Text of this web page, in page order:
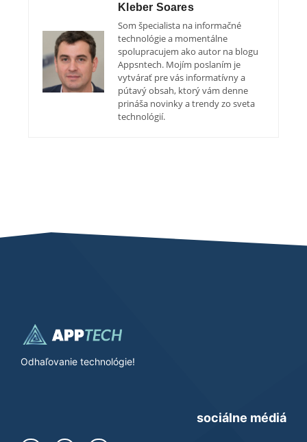
Kleber Soares
Som špecialista na informačné
technológie a momentálne
spolupracujem ako autor na blogu
Appsntech. Mojím poslaním je
vytvárať pre vás informatívny a
pútavý obsah, ktorý vám denne
prináša novinky a trendy zo sveta
technológií.
Odhaľovanie technológie!
sociálne médiá